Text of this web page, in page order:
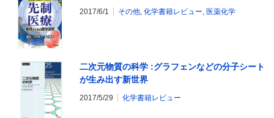
2017/6/1 その他, 化学書籍レビュー, 医薬化学
二次元物質の科学 :グラフェンなどの分子シート
が生み出す新世界
2017/5/29 化学書籍レビュー